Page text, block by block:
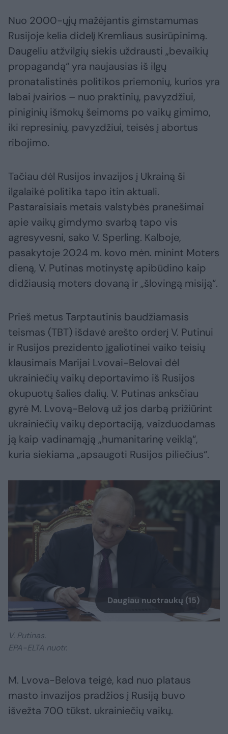
Nuo 2000-ųjų mažėjantis gimstamumas
Rusijoje kelia didelį Kremliaus susirūpinimą.
Daugeliu atžvilgių siekis uždrausti „bevaikių
propagandą“ yra naujausias iš ilgų
pronatalistinės politikos priemonių, kurios yra
labai įvairios – nuo praktinių, pavyzdžiui,
piniginių išmokų šeimoms po vaikų gimimo,
iki represinių, pavyzdžiui, teisės į abortus
ribojimo.
Tačiau dėl Rusijos invazijos į Ukrainą ši
ilgalaikė politika tapo itin aktuali.
Pastaraisiais metais valstybės pranešimai
apie vaikų gimdymo svarbą tapo vis
agresyvesni, sako V. Sperling. Kalboje,
pasakytoje 2024 m. kovo mėn. minint Moters
dieną, V. Putinas motinystę apibūdino kaip
didžiausią moters dovaną ir „šlovingą misiją“.
Prieš metus Tarptautinis baudžiamasis
teismas (TBT) išdavė arešto orderį V. Putinui
ir Rusijos prezidento įgaliotinei vaiko teisių
klausimais Marijai Lvovai-Belovai dėl
ukrainiečių vaikų deportavimo iš Rusijos
okupuotų šalies dalių. V. Putinas anksčiau
gyrė M. Lvovą-Belovą už jos darbą prižiūrint
ukrainiečių vaikų deportaciją, vaizduodamas
ją kaip vadinamąją „humanitarinę veiklą“,
kuria siekiama „apsaugoti Rusijos piliečius“.
Daugiau nuotraukų (15)
V. Putinas.
EPA-ELTA nuotr.
M. Lvova-Belova teigė, kad nuo plataus
masto invazijos pradžios į Rusiją buvo
išvežta 700 tūkst. ukrainiečių vaikų.